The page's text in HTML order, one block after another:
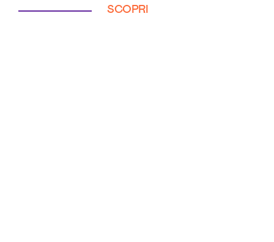
SCOPRI